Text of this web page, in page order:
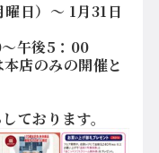
日）～ 1月31日
午後5：00
店のみの開催と
ております。